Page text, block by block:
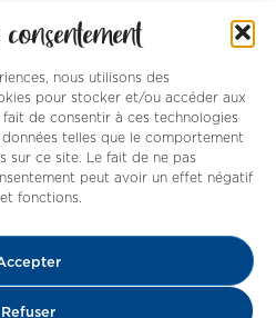
nous utilisons des
pour stocker et/ou accéder aux
de consentir à ces technologies
telles que le comportement
sur ce site. Le fait de ne pas
peut avoir un effet négatif
fonctions.
Refuser
terrain maraîcher
de dons , de
des nombreux
à améliorer le